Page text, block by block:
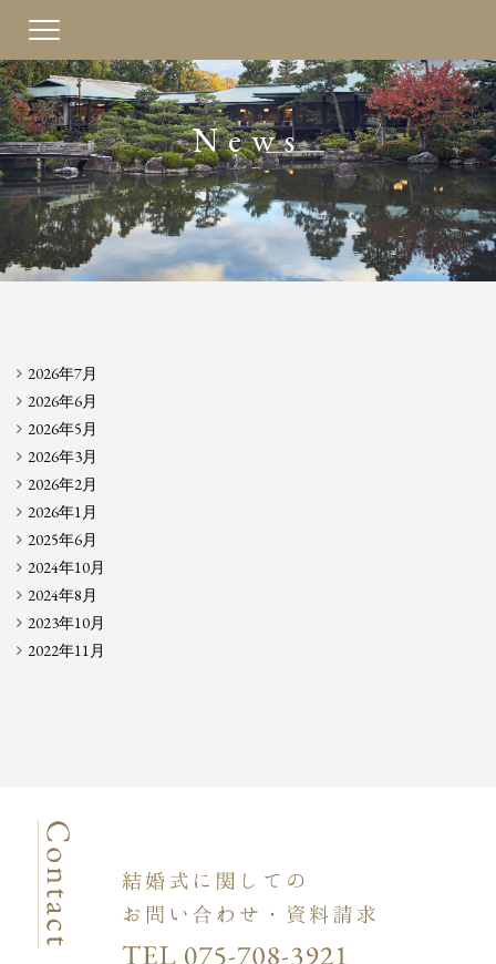
Toggle
navigation
News
2026年7月
2026年6月
2026年5月
2026年3月
2026年2月
2026年1月
2025年6月
2024年10月
2024年8月
2023年10月
2022年11月